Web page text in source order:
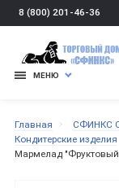
8 (800) 201-46-36
МЕНЮ
Главная
СФИНКС
Кондитерские изделия
Мармелад "Фруктовый